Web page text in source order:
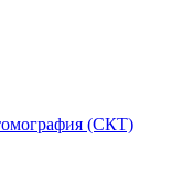
(СКТ)